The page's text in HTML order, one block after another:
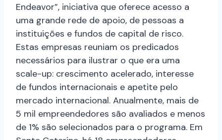
Endeavor”, iniciativa que oferece acesso a
uma grande rede de apoio, de pessoas a
instituições e fundos de capital de risco.
Estas empresas reuniam os predicados
necessários para ilustrar o que era uma
scale-up: crescimento acelerado, interesse
de fundos internacionais e apetite pelo
mercado internacional. Anualmente, mais de
5 mil empreendedores são avaliados e menos
de 1% são selecionados para o programa. Em